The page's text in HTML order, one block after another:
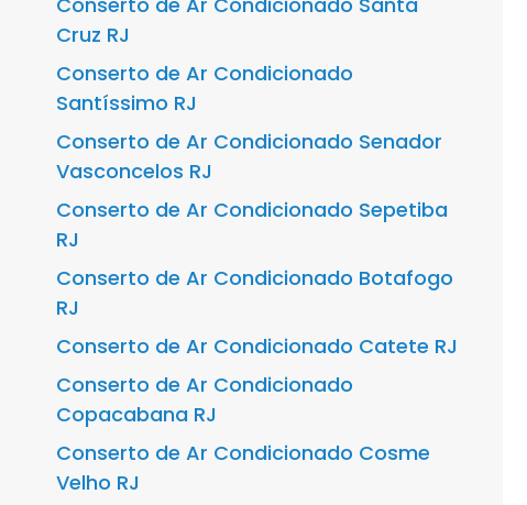
Cruz RJ
Conserto de Ar Condicionado
Santíssimo RJ
Conserto de Ar Condicionado Senador
Vasconcelos RJ
Conserto de Ar Condicionado Sepetiba
RJ
Conserto de Ar Condicionado Botafogo
RJ
Conserto de Ar Condicionado Catete RJ
Conserto de Ar Condicionado
Copacabana RJ
Conserto de Ar Condicionado Cosme
Velho RJ